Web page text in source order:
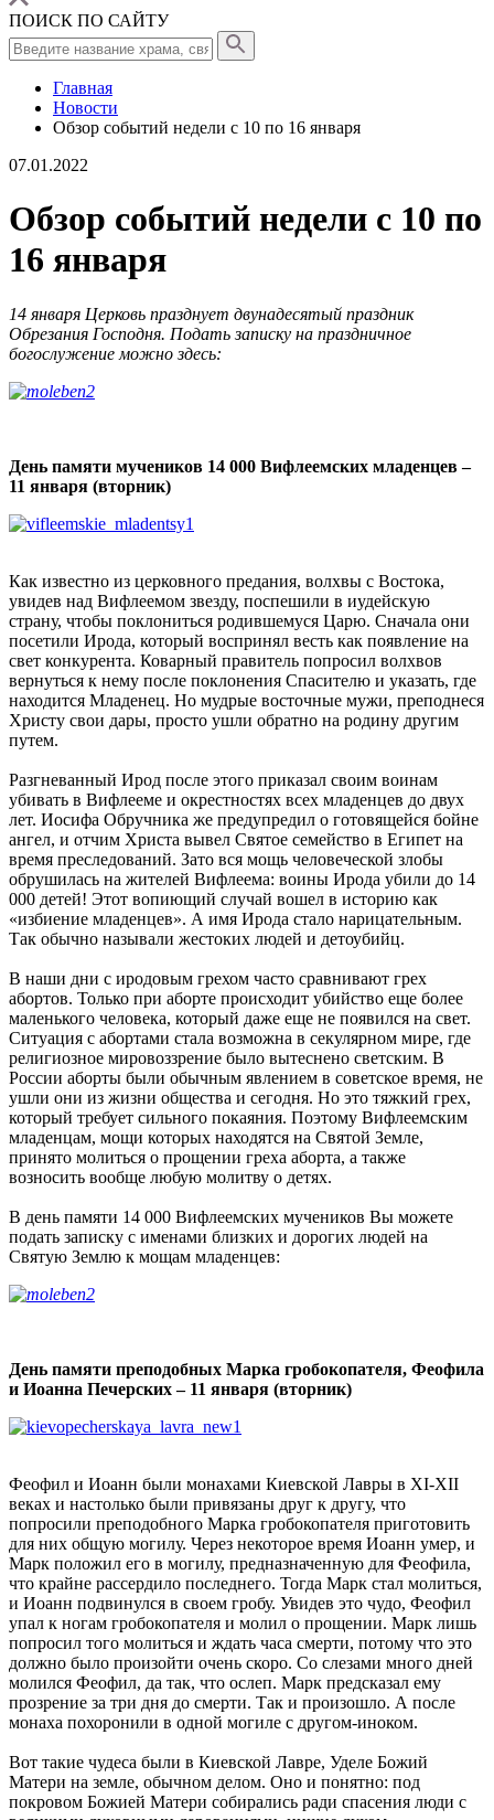
ПОИСК ПО САЙТУ
Главная
Новости
Обзор событий недели с 10 по 16 января
07.01.2022
Обзор событий недели с 10 по
16 января
14 января Церковь празднует двунадесятый праздник
Обрезания Господня. Подать записку на праздничное
богослужение можно здесь:
День памяти мучеников 14 000 Вифлеемских младенцев –
11 января (вторник)
Как известно из церковного предания, волхвы с Востока,
увидев над Вифлеемом звезду, поспешили в иудейскую
страну, чтобы поклониться родившемуся Царю. Сначала они
посетили Ирода, который воспринял весть как появление на
свет конкурента. Коварный правитель попросил волхвов
вернуться к нему после поклонения Спасителю и указать, где
находится Младенец. Но мудрые восточные мужи, преподнеся
Христу свои дары, просто ушли обратно на родину другим
путем.
Разгневанный Ирод после этого приказал своим воинам
убивать в Вифлееме и окрестностях всех младенцев до двух
лет. Иосифа Обручника же предупредил о готовящейся бойне
ангел, и отчим Христа вывел Святое семейство в Египет на
время преследований. Зато вся мощь человеческой злобы
обрушилась на жителей Вифлеема: воины Ирода убили до 14
000 детей! Этот вопиющий случай вошел в историю как
«избиение младенцев». А имя Ирода стало нарицательным.
Так обычно называли жестоких людей и детоубийц.
В наши дни с иродовым грехом часто сравнивают грех
абортов. Только при аборте происходит убийство еще более
маленького человека, который даже еще не появился на свет.
Ситуация с абортами стала возможна в секулярном мире, где
религиозное мировоззрение было вытеснено светским. В
России аборты были обычным явлением в советское время, не
ушли они из жизни общества и сегодня. Но это тяжкий грех,
который требует сильного покаяния. Поэтому Вифлеемским
младенцам, мощи которых находятся на Святой Земле,
принято молиться о прощении греха аборта, а также
возносить вообще любую молитву о детях.
В день памяти 14 000 Вифлеемских мучеников Вы можете
подать записку с именами близких и дорогих людей на
Святую Землю к мощам младенцев:
День памяти преподобных Марка гробокопателя, Феофила
и Иоанна Печерских – 11 января (вторник)
Феофил и Иоанн были монахами Киевской Лавры в XI-XII
веках и настолько были привязаны друг к другу, что
попросили преподобного Марка гробокопателя приготовить
для них общую могилу. Через некоторое время Иоанн умер, и
Марк положил его в могилу, предназначенную для Феофила,
что крайне рассердило последнего. Тогда Марк стал молиться,
и Иоанн подвинулся в своем гробу. Увидев это чудо, Феофил
упал к ногам гробокопателя и молил о прощении. Марк лишь
попросил того молиться и ждать часа смерти, потому что это
должно было произойти очень скоро. Со слезами много дней
молился Феофил, да так, что ослеп. Марк предсказал ему
прозрение за три дня до смерти. Так и произошло. А после
монаха похоронили в одной могиле с другом-иноком.
Вот такие чудеса были в Киевской Лавре, Уделе Божий
Матери на земле, обычном делом. Оно и понятно: под
покровом Божией Матери собирались ради спасения люди с